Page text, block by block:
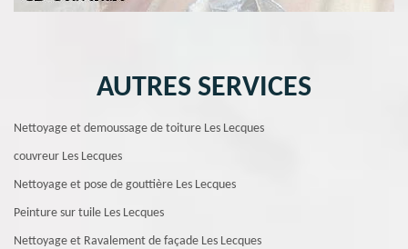
AUTRES SERVICES
Nettoyage et demoussage de toiture Les Lecques
couvreur Les Lecques
Nettoyage et pose de gouttière Les Lecques
Peinture sur tuile Les Lecques
Nettoyage et Ravalement de façade Les Lecques